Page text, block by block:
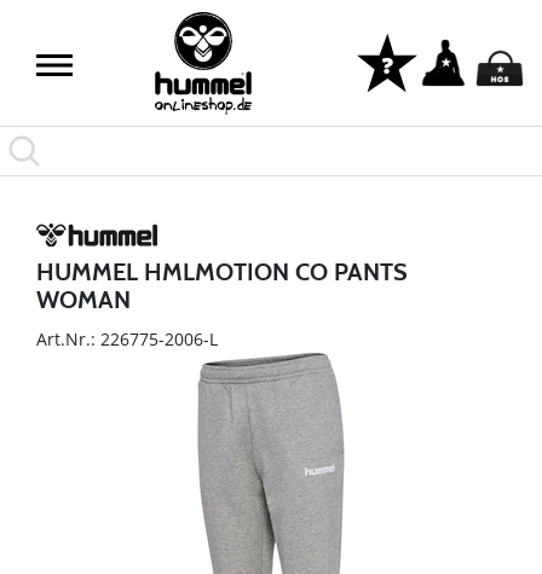
HUMMEL HMLMOTION CO PANTS
WOMAN
Art.Nr.: 226775-2006-L